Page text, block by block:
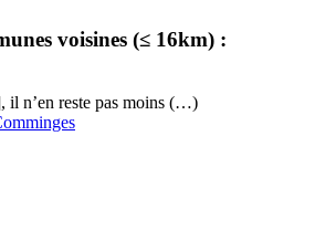
voisines (≤ 16km) :
il n’en reste pas moins (…)